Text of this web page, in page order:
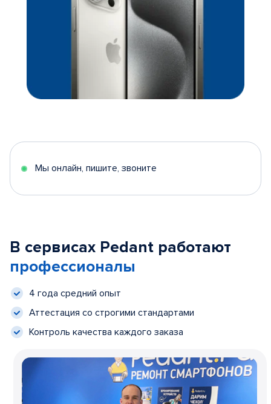
Мы онлайн, пишите, звоните
В сервисах Pedant работают
профессионалы
4 года средний опыт
Аттестация со строгими стандартами
Контроль качества каждого заказа